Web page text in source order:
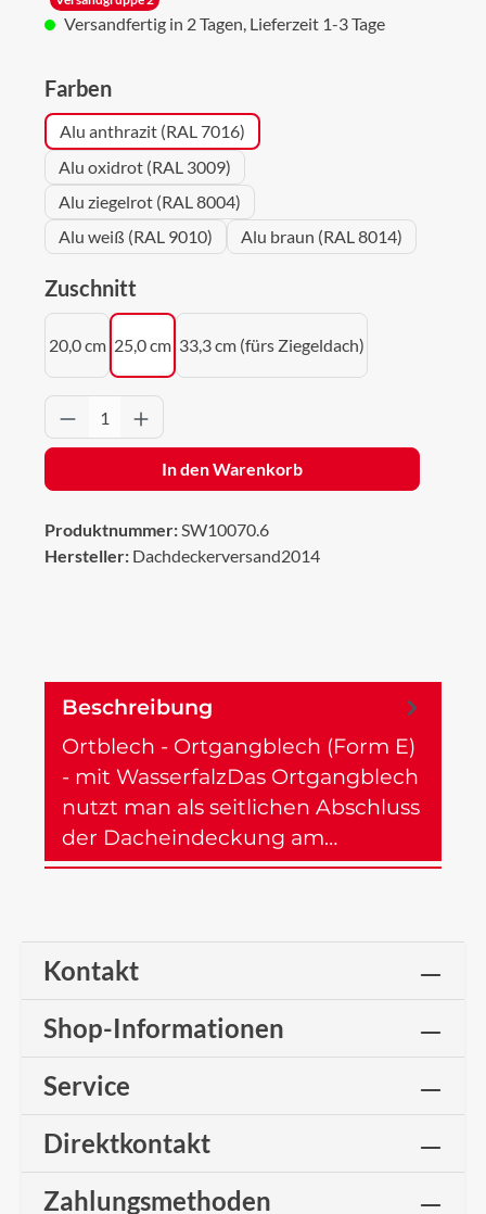
Versandfertig in 2 Tagen, Lieferzeit 1-3 Tage
Farbenauswählen
Alu anthrazit (RAL 7016)
Alu oxidrot (RAL 3009)
Alu ziegelrot (RAL 8004)
Alu weiß (RAL 9010)
Alu braun (RAL 8014)
Zuschnitt
20,0 cm 25,0 cm 33,3 cm (fürs Ziegeldach)
Produkt Anzahl: Gib den gewünschten
In den Warenkorb
Produktnummer:SW10070.6
Hersteller: Dachdeckerversand2014
Beschreibung
Ortblech - Ortgangblech (Form E)
- mit WasserfalzDas Ortgangblech
nutzt man als seitlichen Abschluss
der Dacheindeckung am…
Kontakt
Shop-Informationen
Service
Direktkontakt
Zahlungsmethoden